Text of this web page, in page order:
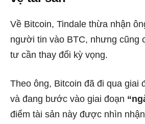
Về Bitcoin, Tindale thừa nhận
người tin vào BTC, nhưng cũng
tư cần thay đổi kỳ vọng.
Theo ông, Bitcoin đã đi qua giai
và đang bước vào giai đoạn
điểm tài sản này được nhìn